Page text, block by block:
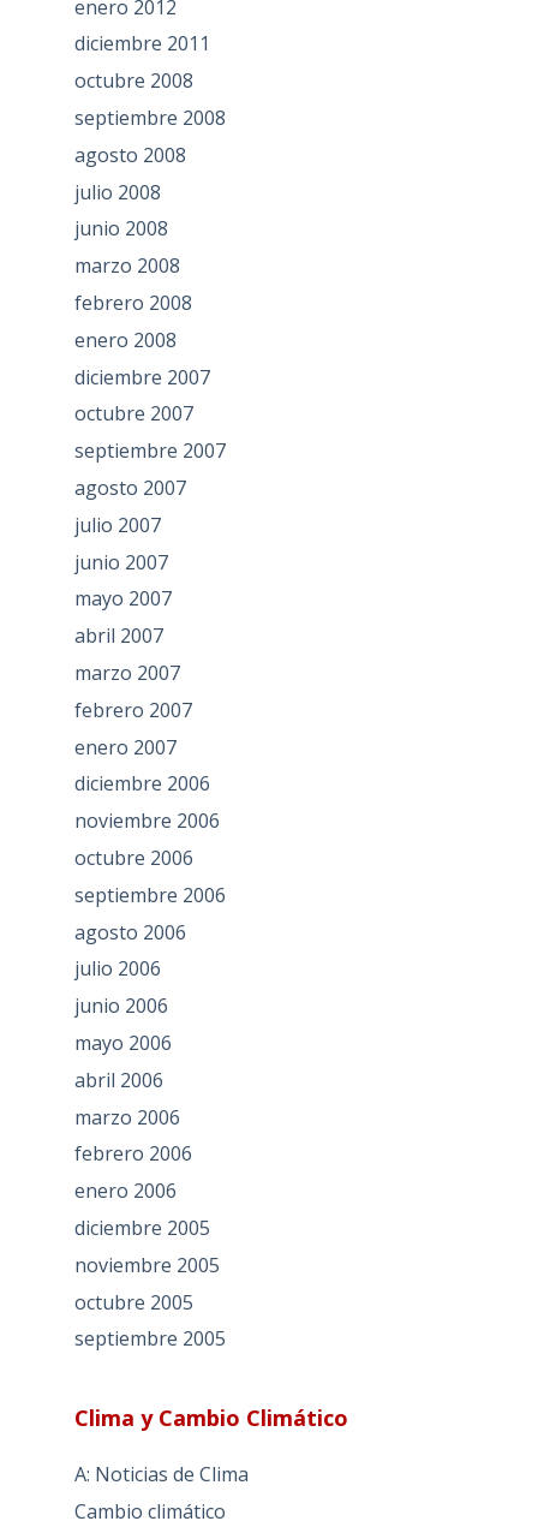
enero 2012
diciembre 2011
octubre 2008
septiembre 2008
agosto 2008
julio 2008
junio 2008
marzo 2008
febrero 2008
enero 2008
diciembre 2007
octubre 2007
septiembre 2007
agosto 2007
julio 2007
junio 2007
mayo 2007
abril 2007
marzo 2007
febrero 2007
enero 2007
diciembre 2006
noviembre 2006
octubre 2006
septiembre 2006
agosto 2006
julio 2006
junio 2006
mayo 2006
abril 2006
marzo 2006
febrero 2006
enero 2006
diciembre 2005
noviembre 2005
octubre 2005
septiembre 2005
Clima y Cambio Climático
A: Noticias de Clima
Cambio climático